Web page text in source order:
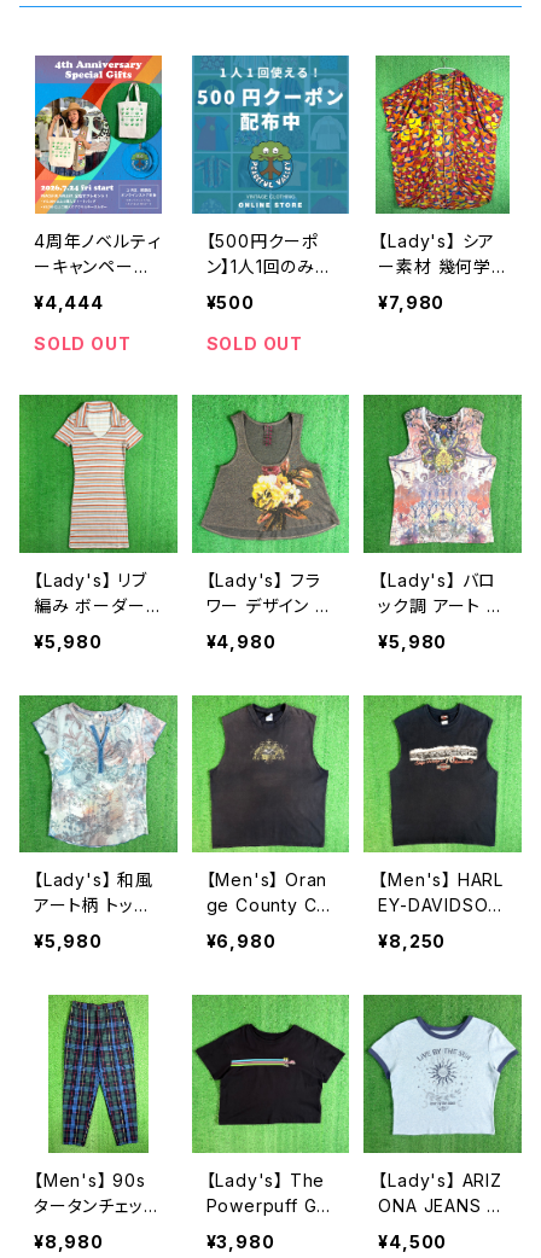
4周年ノベルティ
ーキャンペーン
開催中！
¥4,444
SOLD OUT
【500円クーポ
ン】1人1回のみご
利用可能！
¥500
SOLD OUT
【Lady's】 シア
ー素材 幾何学
柄 羽織り シャツ
/ 古着 半袖 ガ
¥7,980
【Lady's】 リブ
編み ボーダー
スキッパー ワン
ピース / 古着 ワ
¥5,980
【Lady's】 フラ
ワー デザイン ラ
メ入り タンクト
ップ / アメリカ
レディース キャ
ミソール トップ
ス ノースリーブ
2263
¥4,980
【Lady's】 バロ
ック調 アート デ
ザイン ノースリ
ーブ Tシャツ /
プ トップス ティ
ーシャツ T-Shir
t レディース 総
柄 2261
¥5,980
【Lady's】 和風
アート柄 トップ
ス / アメリカ製
USA製 古着 レ
t ティーシャツ T
シャツ 総柄 N15
78
¥5,980
【Men's】 Oran
ge County Ch
oppers カット
オフ Tシャツ /
カー ティーシャ
ツ T-Shirt メン
ズ ノースリーブ
2257
¥6,980
【Men's】 HARL
EY-DAVIDSON
ノースリーブ T
シャツ / 古着 メ
ビッドソン ハー
レー ティーシャ
ツ T-Shirt タン
クトップ 2256
¥8,250
【Men's】 90s
タータンチェック
テーパード パン
¥8,980
【Lady's】 The
Powerpuff Girl
s Tシャツ / ティ
¥3,980
【Lady's】 ARIZ
ONA JEANS C
O サン・ムーン
¥4,500